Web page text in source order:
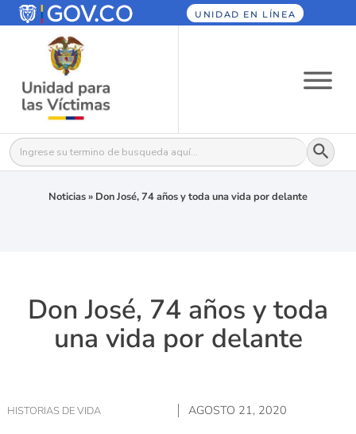
UNIDAD EN LÍNEA
Buscar: Botón
Noticias» Don José, 74 años y toda una vida por delante
Don José, 74 años y toda
una vida por delante
HISTORIAS DE VIDA AGOSTO 21, 2020